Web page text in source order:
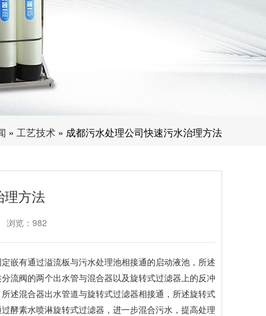
» 工艺技术 » 成都污水处理公司快速污水治理方法
理方法
浏览：982
嵌有通过溢流板与污水处理池相接通的启动液池，所述
流阀的两个出水管与混合器以及旋转式过滤器上的反冲
述混合器出水管道与旋转式过滤器相接通，所述旋转式
酵素水喷淋旋转式过滤器，进一步混合污水，提高处理